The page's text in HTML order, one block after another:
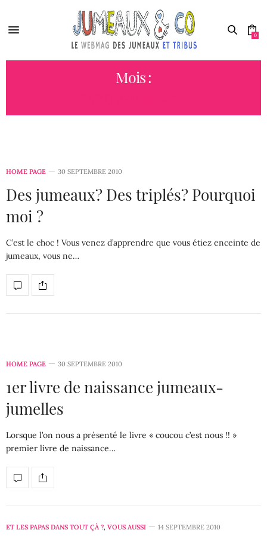
0
Mois :
HOME PAGE 30 SEPTEMBRE 2010
Des jumeaux? Des triplés? Pourquoi
moi ?
C’est le choc ! Vous venez d’apprendre que vous étiez enceinte de
jumeaux, vous ne…
HOME PAGE 30 SEPTEMBRE 2010
1er livre de naissance jumeaux-
jumelles
Lorsque l’on nous a présenté le livre « coucou c’est nous !! »
premier livre de naissance…
ET LES PAPAS DANS TOUT ÇÀ ?, VOUS AUSSI 14 SEPTEMBRE 2010